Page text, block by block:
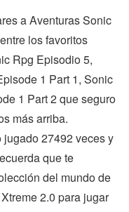
a Aventuras Sonic
los favoritos
Rpg Episodio 5,
1 Part 1, Sonic
1 Part 2 que seguro
más arriba.
27492 veces y
que te
del mundo de
2.0 para jugar